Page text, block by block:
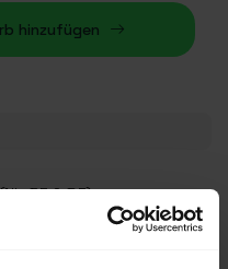
hinzufügen
BE & DE)
Rückgaberecht